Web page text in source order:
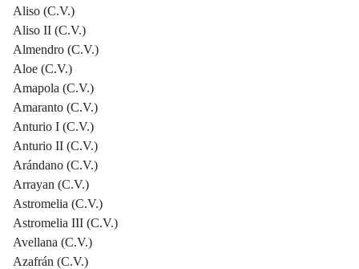
Aliso (C.V.)
Aliso II (C.V.)
Almendro (C.V.)
Aloe (C.V.)
Amapola (C.V.)
Amaranto (C.V.)
Anturio I (C.V.)
Anturio II (C.V.)
Arándano (C.V.)
Arrayan (C.V.)
Astromelia (C.V.)
Astromelia III (C.V.)
Avellana (C.V.)
Azafrán (C.V.)